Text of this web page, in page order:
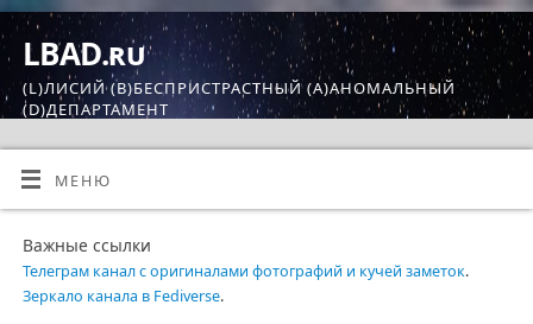
LBAD.ru
(L)ЛИСИЙ (B)БЕСПРИСТРАСТНЫЙ (A)АНОМАЛЬНЫЙ
(D)ДЕПАРТАМЕНТ
МЕНЮ
Важные ссылки
Телеграм канал с оригиналами фотографий и кучей заметок.
Зеркало канала в Fediverse.